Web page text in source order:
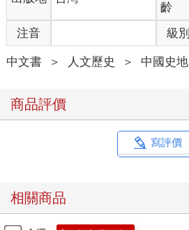
齡
注音 級別
中文書 ＞ 人文歷史 ＞ 中國史地
商品評價
寫評價
相關商品